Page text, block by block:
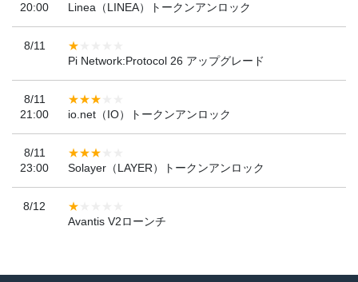
20:00
Linea（LINEA）トークンアンロック
8/11
Pi Network:Protocol 26 アップグレード
8/11
21:00
io.net（IO）トークンアンロック
8/11
23:00
Solayer（LAYER）トークンアンロック
8/12
Avantis V2ローンチ